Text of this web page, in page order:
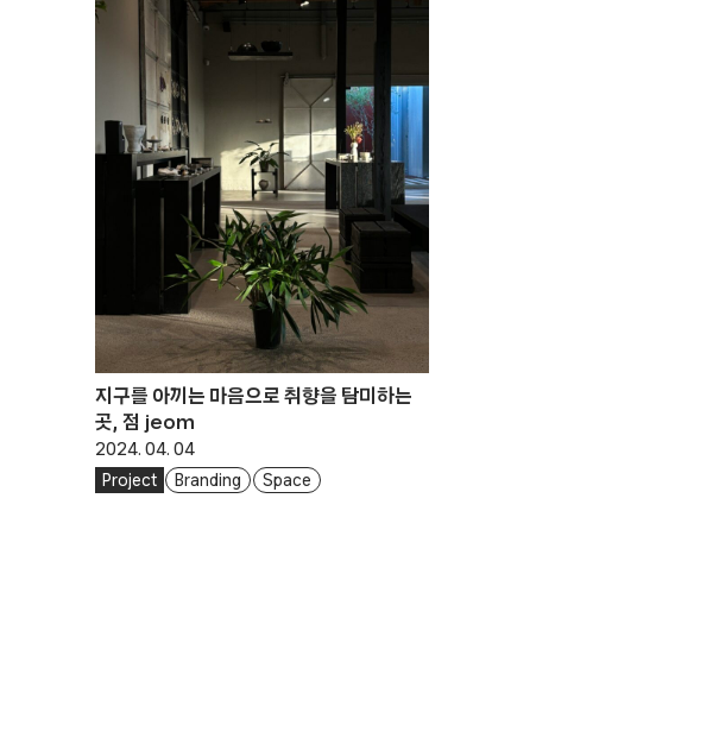
지구를 아끼는 마음으로 취향을 탐미하는
곳, 점 jeom
2024. 04. 04
Project Branding Space